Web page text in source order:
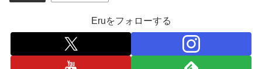
Eruをフォローする